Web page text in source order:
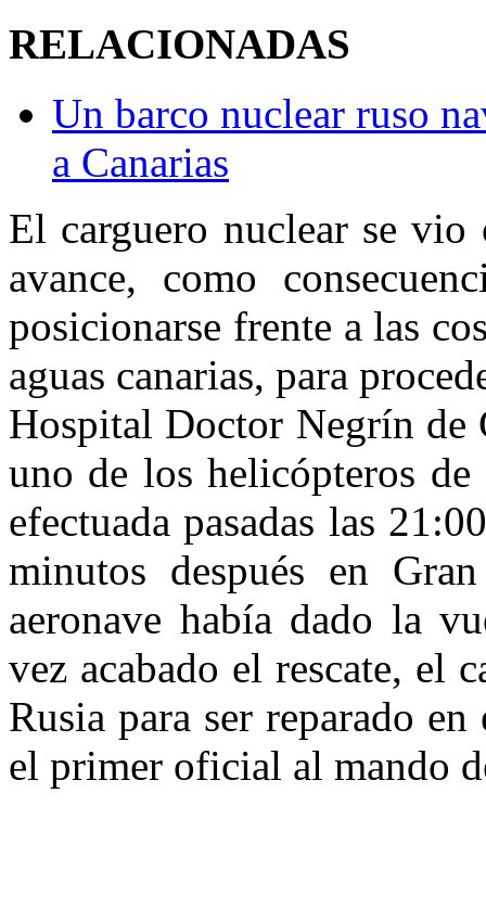
RELACIONADAS
Un barco nuclear ruso
a Canarias
El carguero nuclear se
avance, como
posicionarse frente a las
aguas canarias, para
Hospital Doctor Negrín de
uno de los helicópteros
efectuada pasadas las
minutos después en
aeronave había dado la
vez acabado el rescate, el
Rusia para ser reparado
el primer oficial al mando